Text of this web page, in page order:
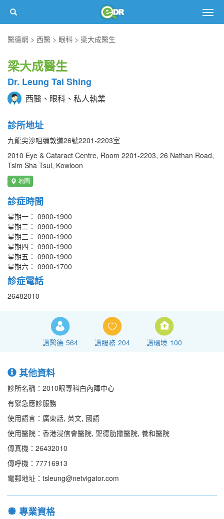
醫德網
西醫 眼科 梁大成醫生
梁大成醫生
Dr. Leung Tai Shing
西醫、眼科、私人執業
診所地址
九龍尖沙咀彌敦道26號2201-2203室
2010 Eye & Cataract Centre, Room 2201-2203, 26 Nathan Road,
Tsim Sha Tsui, Kowloon
地圖
診症時間
星期一： 0900-1900
星期二： 0900-1900
星期三： 0900-1900
星期四： 0900-1900
星期五： 0900-1900
星期六： 0900-1700
診症電話
26482010
讚醫德 564 讚服務 204 讚環境 100
其他資料
診所名稱：2010眼專科白內障中心
有緊急應診服務
使用語言：廣東話, 英文, 國語
使用醫院：香港浸信會醫院, 聖德肋撒醫院, 養和醫院
傳真機：26432010
傳呼機：77716913
電郵地址：tsleung@netvigator.com
專業資格